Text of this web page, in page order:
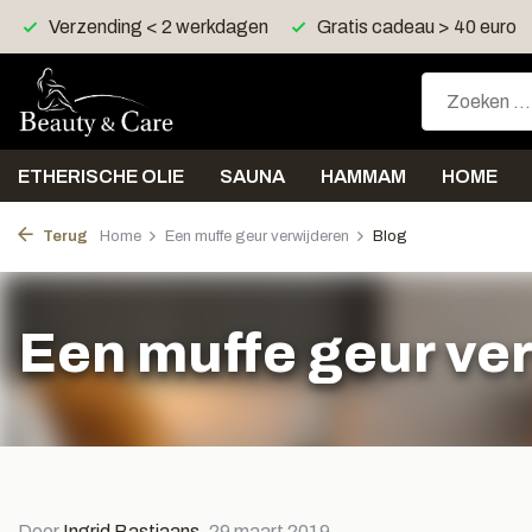
Gratis cadeau > 40 euro Gratis verzending > 30 euro
ETHERISCHE OLIE SAUNA HAMMAM HOME
Terug Home Een muffe geur verwijderen Blog
Een muffe geur